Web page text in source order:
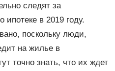
следят за
в 2019 году.
поскольку люди,
на жилье в
точно знать, что их ждет